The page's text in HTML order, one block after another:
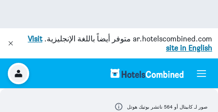
ar.hotelscombined.com متوفر أيضاً باللغة الإنجليزية.Visit
site in English
صور لـ كابيتال أو 564 ناتشر بوتيك هوتل